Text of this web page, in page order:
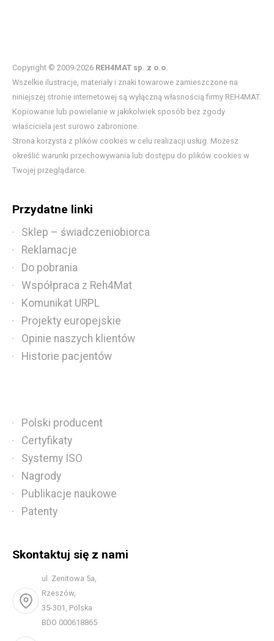
Copyright © 2009-2026 REH4MAT sp. z o.o.
Wszelkie ilustracje, materiały i znaki towarowe zamieszczone na
niniejszej stronie internetowej są wyłączną własnością firmy REH4MAT.
Kopiowanie lub powielanie w jakikolwiek sposób bez zgody
właściciela jest surowo zabronione.
Strona korzysta z plików cookies w celu realizacji usług. Możesz
określić warunki przechowywania lub dostępu do plików cookies w
Twojej przeglądarce.
Przydatne linki
Sklep – świadczeniobiorca
Reklamacje
Do pobrania
Współpraca z Reh4Mat
Komunikat URPL
Projekty europejskie
Opinie naszych klientów
Historie pacjentów
Polski producent
Certyfikaty
Systemy ISO
Nagrody
Publikacje naukowe
Patenty
Skontaktuj się z nami
ul. Zenitowa 5a,
Rzeszów,
35-301, Polska
BDO 000618865